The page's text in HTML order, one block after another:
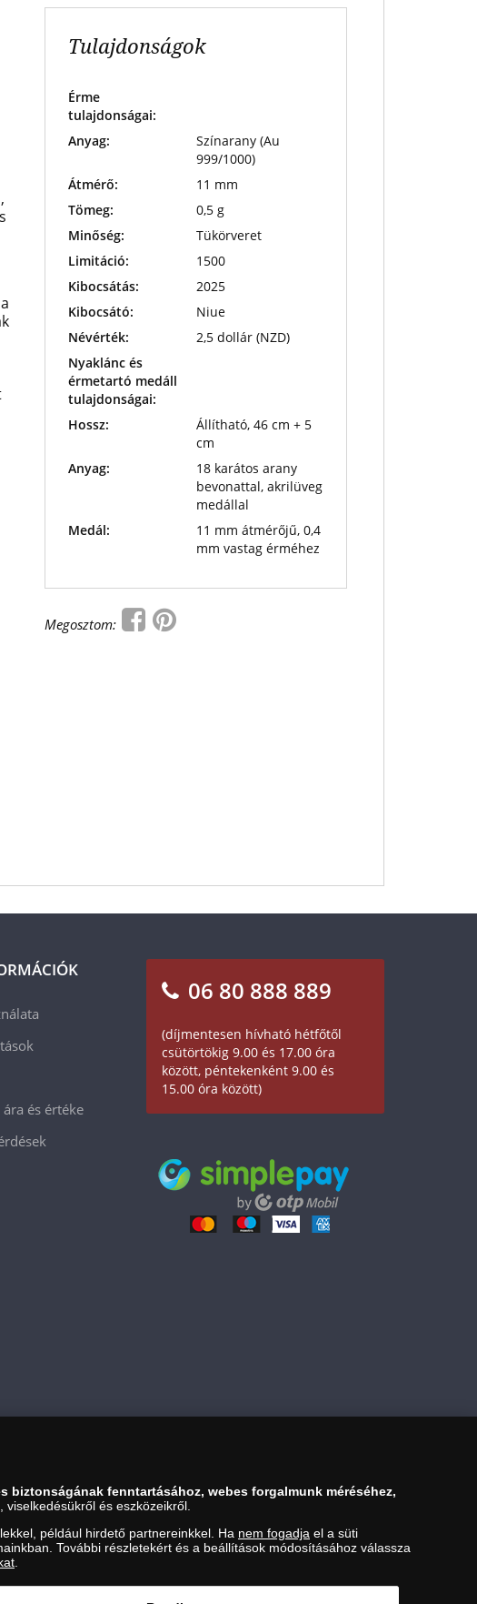
Tulajdonságok
Érme
tulajdonságai:
Anyag:
Színarany (Au
999/1000)
Átmérő:
11 mm
Tömeg:
0,5 g
Minőség:
Tükörveret
Limitáció:
1500
Kibocsátás:
2025
Kibocsátó:
Niue
Névérték:
2,5 dollár (NZD)
Nyaklánc és
érmetartó medáll
tulajdonságai:
Hossz:
Állítható, 46 cm + 5
cm
Anyag:
18 karátos arany
bevonattal, akrilüveg
medállal
Medál:
11 mm átmérőjű, 0,4
mm vastag érméhez
Megosztom:
és értéke
06 80 888 889
(díjmentesen hívható hétfőtől
csütörtökig 9.00 és 17.00 óra
között, péntekenként 9.00 és
15.00 óra között)
fenntartásához, webes forgalmunk méréséhez,
és eszközeikről.
például hirdető partnereinkkel. Ha nem fogadja el a süti
További részletekért és a beállítások módosításához válassza